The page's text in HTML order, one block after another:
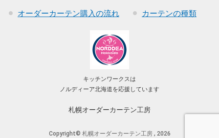
オーダーカーテン購入の流れ カーテンの種類
キッチンワークスは
ノルディーア北海道を応援しています
札幌オーダーカーテン工房
Copyright© 札幌オーダーカーテン工房 , 2026